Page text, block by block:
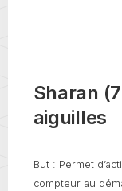
Sharan
aiguilles
But : Permet
compteur au